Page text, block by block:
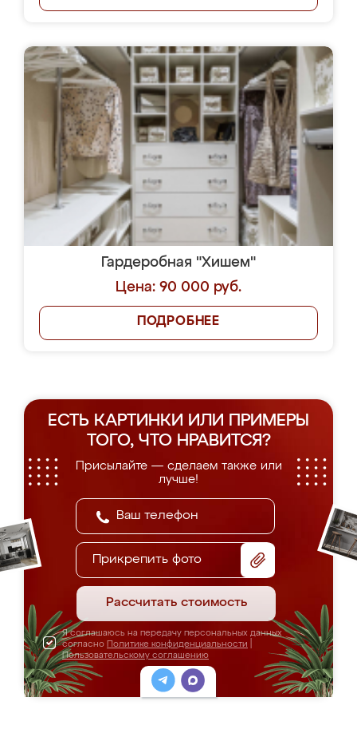
Гардеробная "Хишем"
Цена: 90 000 руб.
ПОДРОБНЕЕ
ЕСТЬ КАРТИНКИ ИЛИ ПРИМЕРЫ
ТОГО, ЧТО НРАВИТСЯ?
Присылайте — сделаем также или
лучше!
Прикрепить фото
Рассчитать стоимость
Я соглашаюсь на передачу персональных данных
согласно Политике конфиденциальности
Пользовательскому соглашению